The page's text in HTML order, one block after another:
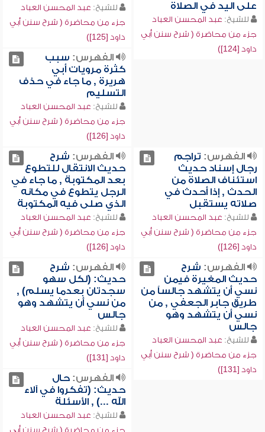
على اليد في الصلاة
للشيخ: عبد المحسن العباد
جزء من محاضرة ( شرح سنن أبي
داود [124])
للشيخ: عبد المحسن العباد
جزء من محاضرة ( شرح سنن أبي
داود [125])
الفهرس: سبب
كثرة مرويات أبي
هريرة , ما جاء في حذف
التسليم
للشيخ: عبد المحسن العباد
جزء من محاضرة ( شرح سنن أبي
داود [126])
الفهرس: تراجم
رجال إسناد حديث
استئناف الصلاة من
الحدث , إذا أحدث في
صلاته يستقبل
للشيخ: عبد المحسن العباد
جزء من محاضرة ( شرح سنن أبي
داود [126])
الفهرس: شرح
حديث الانتقال للتطوع
بعد المكتوبة , ما جاء في
الرجل يتطوع في مكانه
الذي صلى فيه المكتوبة
للشيخ: عبد المحسن العباد
جزء من محاضرة ( شرح سنن أبي
داود [126])
الفهرس: شرح
حديث المغيرة فيمن
نسي أن يتشهد جالساً من
طريق جابر الجعفي , من
نسي أن يتشهد وهو
جالس
للشيخ: عبد المحسن العباد
جزء من محاضرة ( شرح سنن أبي
داود [131])
الفهرس: شرح
حديث: (لكل سهو
سجدتان بعدما يسلم) ,
من نسي أن يتشهد وهو
جالس
للشيخ: عبد المحسن العباد
جزء من محاضرة ( شرح سنن أبي
داود [131])
الفهرس:حال
حديث: (تفكروا في آلاء
الله ...) , الأسئلة
للشيخ: عبد المحسن العباد
جزء من محاضرة ( شرح سنن أبي